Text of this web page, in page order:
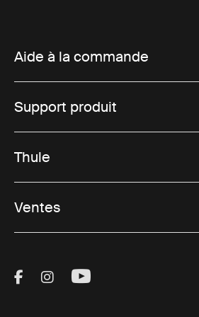
Aide à la commande
Support produit
Thule
Ventes
Visit Thule on Facebook
Visit Thule on
Visit Thule on